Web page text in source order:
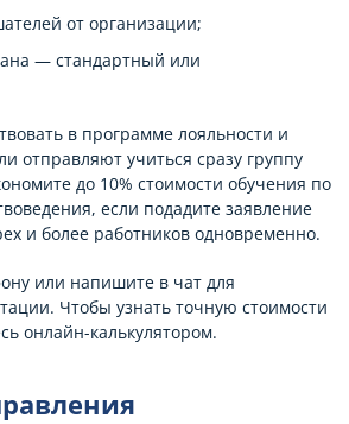
от организации;
— стандартный или
в программе лояльности и
отправляют учиться сразу группу
до 10% стоимости обучения по
если подадите заявление
и более работников одновременно.
или напишите в чат для
Чтобы узнать точную стоимости
онлайн-калькулятором.